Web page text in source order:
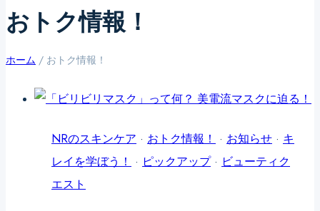
おトク情報！
ホーム / おトク情報！
NRのスキンケア · おトク情報！ · お知らせ · キ
レイを学ぼう！ · ピックアップ· ビューティク
エスト